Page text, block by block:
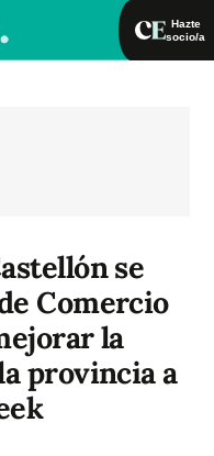
Hazte
socio/a
se
Comercio
la
provincia a